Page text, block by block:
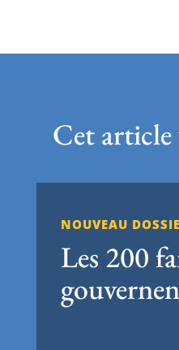
Cet article
NOUVEAU
Les 200